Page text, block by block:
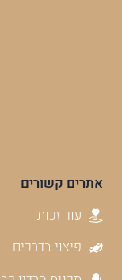
אתרים קשורים
עוד זכות
פיצוי בדרכים